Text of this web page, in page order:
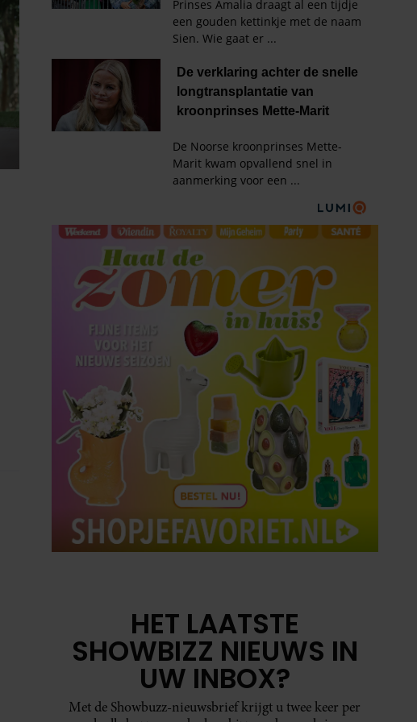
HET LAATSTE
SHOWBIZZ NIEUWS IN
UW INBOX?
Met de Showbuzz-nieuwsbrief krijgt u twee keer per